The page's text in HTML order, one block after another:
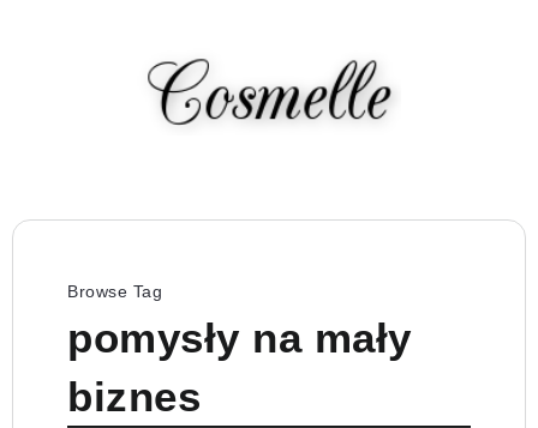
Browse Tag
pomysły na mały
biznes